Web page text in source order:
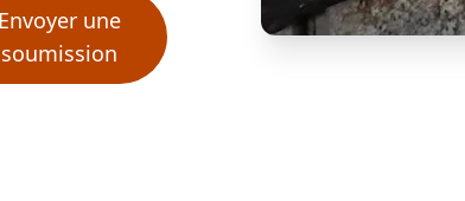
Envoyer une
soumission